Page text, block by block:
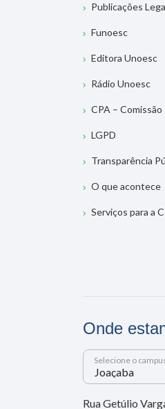
Publicações
Funoesc
Editora Unoesc
Rádio Unoesc
CPA –
LGPD
Transparência
O que acontece
Serviços para a
Onde
Selecione o
Rua Getúlio